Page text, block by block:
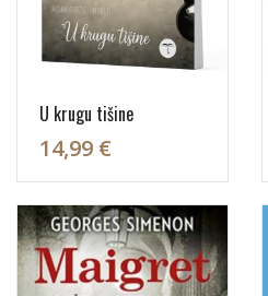
U krugu tišine
14,99 €